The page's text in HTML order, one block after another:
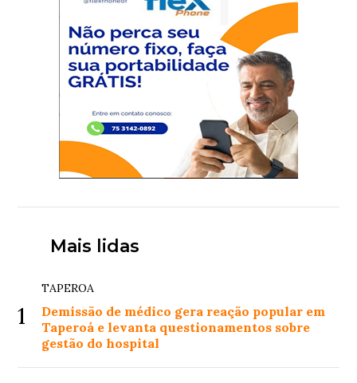
Mais lidas
1
TAPEROA
Demissão de médico gera reação popular em
Taperoá e levanta questionamentos sobre
gestão do hospital